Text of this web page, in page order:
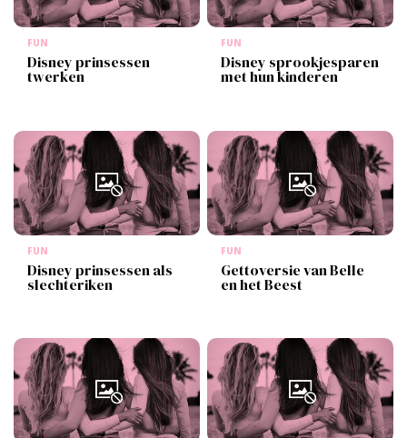
FUN
Disney prinsessen
twerken
FUN
Disney sprookjesparen
met hun kinderen
FUN
Disney prinsessen als
slechteriken
FUN
Gettoversie van Belle
en het Beest